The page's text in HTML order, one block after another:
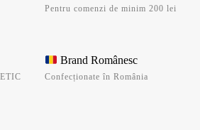
Pentru comenzi de minim 200 lei
Brand Românesc
Confecționate în România